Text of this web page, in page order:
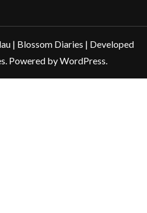
| Blossom Diaries | Developed
. Powered byWordPress.